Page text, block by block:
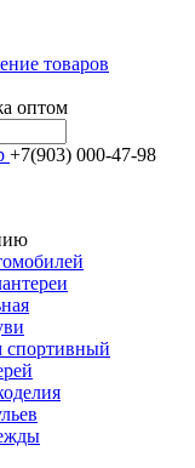
товаров
оптом
+7(903) 000-47-98
спортивный